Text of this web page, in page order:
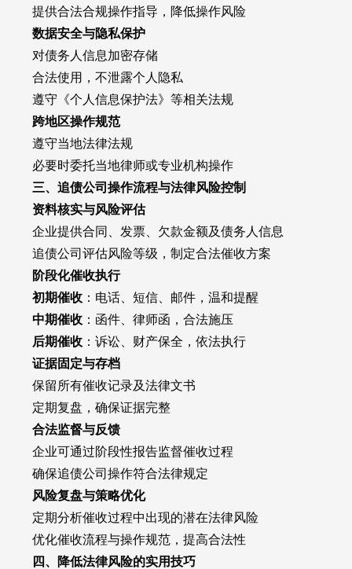
提供合法合规操作指导，降低操作风险
数据安全与隐私保护
对债务人信息加密存储
合法使用，不泄露个人隐私
遵守《个人信息保护法》等相关法规
跨地区操作规范
遵守当地法律法规
必要时委托当地律师或专业机构操作
三、追债公司操作流程与法律风险控制
资料核实与风险评估
企业提供合同、发票、欠款金额及债务人信息
追债公司评估风险等级，制定合法催收方案
阶段化催收执行
初期催收：电话、短信、邮件，温和提醒
中期催收：函件、律师函，合法施压
后期催收：诉讼、财产保全，依法执行
证据固定与存档
保留所有催收记录及法律文书
定期复盘，确保证据完整
合法监督与反馈
企业可通过阶段性报告监督催收过程
确保追债公司操作符合法律规定
风险复盘与策略优化
定期分析催收过程中出现的潜在法律风险
优化催收流程与操作规范，提高合法性
四、降低法律风险的实用技巧